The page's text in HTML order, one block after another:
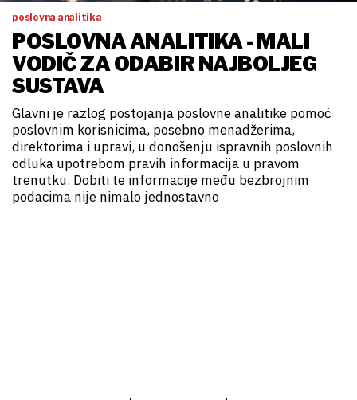
poslovna analitika
POSLOVNA ANALITIKA - MALI
VODIČ ZA ODABIR NAJBOLJEG
SUSTAVA
Glavni je razlog postojanja poslovne analitike pomoć
poslovnim korisnicima, posebno menadžerima,
direktorima i upravi, u donošenju ispravnih poslovnih
odluka upotrebom pravih informacija u pravom
trenutku. Dobiti te informacije među bezbrojnim
podacima nije nimalo jednostavno